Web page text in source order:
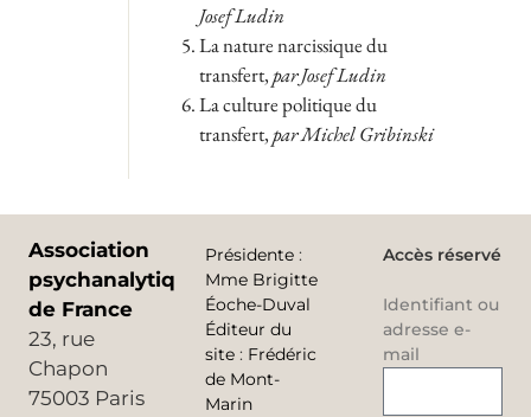
Josef Ludin
La nature narcissique du
transfert,par Josef Ludin
La culture politique du
transfert,par Michel Gribinski
Association
psychanalytique
de France
23, rue
Chapon
75003 Paris
Présidente :
Mme Brigitte
Éoche-Duval
Éditeur du
site : Frédéric
de Mont-
Marin
Accès réservé
Identifiant ou
adresse e-
mail